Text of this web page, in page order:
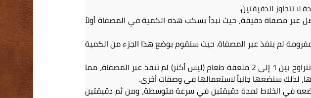
لا تتجاوز الدقيقتين.
عبر مصفاة دقيقة، حيث نبدأ بسكب هذه الكمية في المصفاة أولاُ
لم ينفذ عبر المصفاة. حيث سنقوم بوضع هذا الجزء من الكمية
ومرة أخرى نقوم بسكبه في الوعاء عبر المصفاة ونلاحظ أن كمية من المزيج تتراوح بين 1 إلى 2 ملعقة طعام (ليس أكثر) لم تنفذ عبر المصفاة، مما
لذلك سنضعها جانباً لاستعمالها في وصفات أخرى.
نضعه في الخلاط لمدة دقيقتين في سرعة متوسطة، ومن ثم دقيقتين